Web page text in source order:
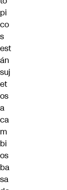
pi
co
s
est
án
suj
et
os
a
ca
m
bi
os
ba
sa